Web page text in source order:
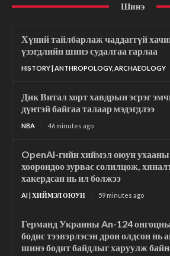
Шинэ
Хүний тайлбарлаж чаддаггүй
үзэгдлийн шинэ судалгаа гарлаа
HISTORY | ANTHROPOLOGY, ARCHAEOLOGY
Дик Витал хорт хавдрын эсрэг
дүнтэй байгаа талаар мэдэгдлээ
NBA 46 minutes ago
OpenAI-гийн хиймэл оюун ухааны
хоорондоо зурвас солилцож,
хакердсан нь ил болжээ
AI | ХИЙМЭЛ ОЮУН 59 minutes ago
Германд Украины An-124 онгоцны
бодис тээвэрлэсэн дрон олдсон
шинэ бодит байдлыг харуулж